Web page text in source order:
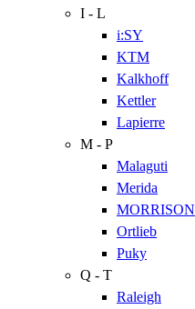
I - L
i:SY
KTM
Kalkhoff
Kettler
Lapierre
M - P
Malaguti
Merida
MORRISON
Ortlieb
Puky
Q - T
Raleigh